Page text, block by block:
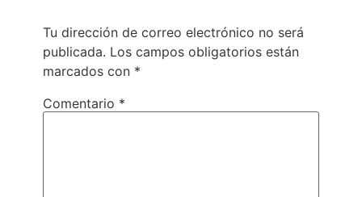
Tu dirección de correo electrónico no será
publicada. Los campos obligatorios están
marcados con *
Comentario *